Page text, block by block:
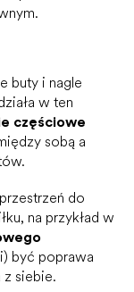
buty i nagle
w ten
częściowe
sobą a
do
na przykład w
być poprawa
z siebie.